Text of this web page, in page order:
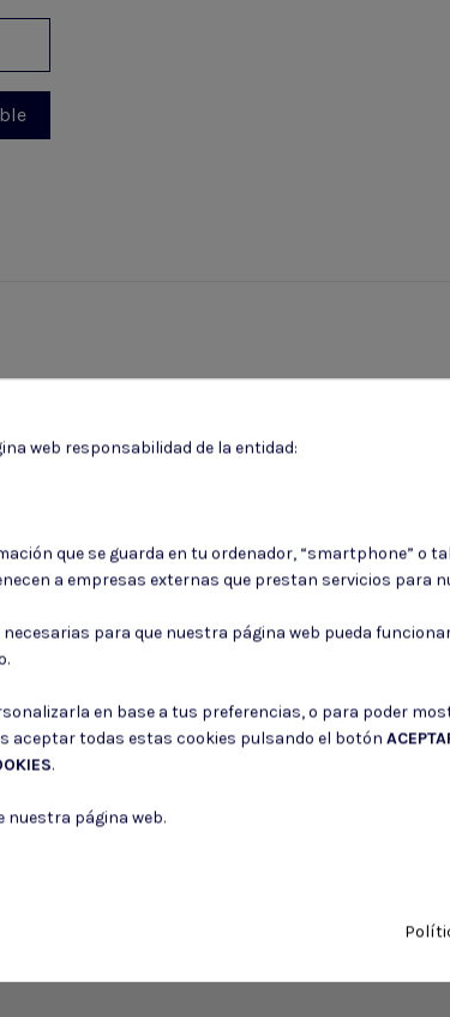
para los fines indicados en la
web responsabilidad de la entidad:
que se guarda en tu ordenador, “smartphone” o
a empresas externas que prestan servicios para
para que nuestra página web pueda
en base a tus preferencias, o para poder
aceptar todas estas cookies pulsando el botón
.
nuestra página web.